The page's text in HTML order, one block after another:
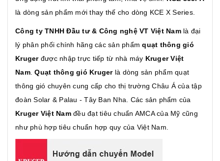
là dòng sản phẩm mới thay thế cho dòng KCE X Series.
Công ty TNHH Đầu tư & Công nghệ VT Việt Namlà đại
lý phân phối chính hãng các sản phẩmquạt thông gió
Krugerđược nhập trực tiếp từ nhà máy Kruger Việt
Nam.Quạt thông gió Krugerlà dòng sản phẩm quạt
thông gió chuyên cung cấp cho thị trường Châu Á của tập
đoàn Solar & Palau - Tây Ban Nha. Các sản phẩm của
Kruger Việt Namđều đạt tiêu chuẩn AMCA của Mỹ cũng
như phù hợp tiêu chuẩn hợp quy của Việt Nam.